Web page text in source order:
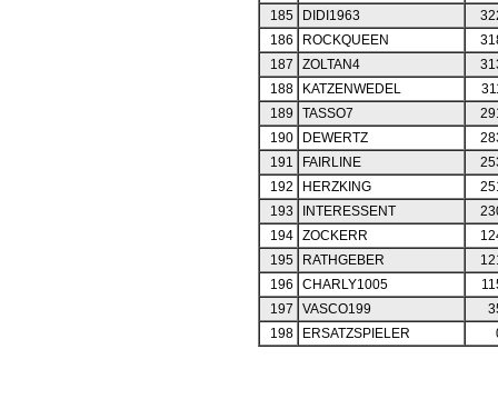
185
DIDI1963
186
ROCKQUEEN
187
ZOLTAN4
188
KATZENWEDEL
189
TASSO7
190
DEWERTZ
191
FAIRLINE
192
HERZKING
193
INTERESSENT
194 ZOCKERR
195
RATHGEBER
196
CHARLY1005
197
VASCO199
198
ERSATZSPIELER